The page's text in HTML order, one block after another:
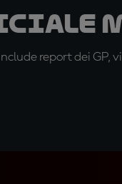
report dei